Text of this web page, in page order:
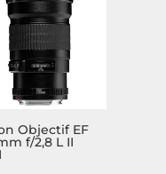
Objectif EF
f/2,8 L II